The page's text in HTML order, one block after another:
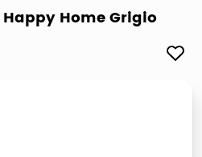
Home Grigio